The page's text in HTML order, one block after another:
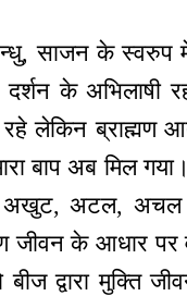
साजन के स्वरुप
दर्शन के
लेकिन ब्राह्मण
बाप अब मिल
अखुट, अटल, अचल
के आधार पर
द्वारा मुक्ति